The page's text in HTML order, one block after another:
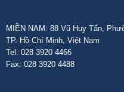
MIỀN NAM: 88 Vũ Huy Tấn,
TP. Hồ Chí Minh, Việt Nam
Tel: 028 3920 4466
Fax: 028 3920 4488